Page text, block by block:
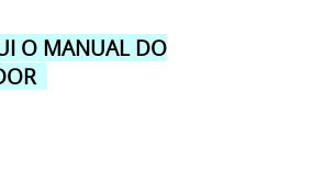
O MANUAL DO